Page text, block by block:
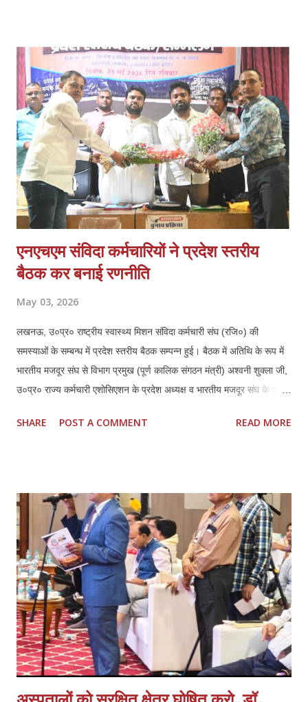
हो:* पैन, आधार, OTP आधारित e-KYC के बाद अतिरिक्त नोडल वेरिफिकेशन
अनावश्यक और शोषणकारी है। 3. *थर्ड शिफ्ट बहाल हो:* दिन में नौकरी करने वाले
हजारों छात्रों को शाम की शिफ्ट न होने से प्रशिक्षण नहीं मिल पा रहा। 4.
*PMKVY 5.0 में भागीदारी मिले:* निजी संस्थानों के पास संसाधन और अनुभवी
स्टाफ होने के बावजूद योजनाओं में भागी...
एनएचएम संविदा कर्मचारियों ने प्रदेश स्तरीय
बैठक कर बनाई रणनीति
May 03, 2026
लखनऊ, उ०प्र० राष्ट्रीय स्वास्थ्य मिशन संविदा कर्मचारी संघ (रजि०) की
समस्याओं के सम्बन्ध में प्रदेश स्तरीय बैठक सम्पन्न हुई। बैठक में अतिथि के रूप में
भारतीय मजदूर संघ से विभाग प्रमुख (पूर्ण कालिक संगठन मंत्री) अश्वनी शुक्ला जी,
उ०प्र० राज्य कर्मचारी एशोसिएशन के प्रदेश अध्यक्ष व भारतीय मजदूर संघ के पूर्व
दीक्षित जी की गरिमामयी उपस्थिति रही। बैठक की अध्यक्षता कर रहे एनएचएम संघ के
स्वास्थ्य मिशन के अन्तर्गत कार्यस्त संविदा कर्मचारियों की गम्भीर समस्याओं का
प्रकाश डालते हुये आगामी समय में कर्मचारियों की मुख्य मांगों में नियमितीकरण/समान
कार्य समान वेतन, वेतन बढ़ोत्तरी, जॉब सुरक्षा एवं कैशलेस चिकित्सा सुविधा अथवा
स्वास्थ्य बीमा शामिल हैं एवं इसके साथ ही कर्मचारियों के मानदेय भुगतान में आ रही
समस्याओं क...
SHARE POST A COMMENT READ MORE